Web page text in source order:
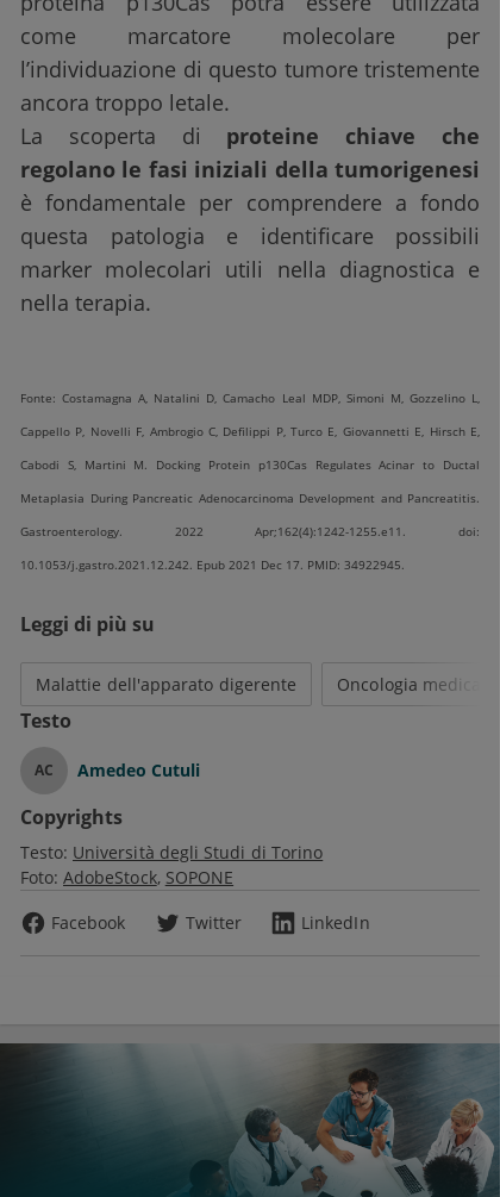
come marcatore molecolare per
l’individuazione di questo tumore tristemente
ancora troppo letale.
La scoperta di proteine chiave che
regolano le fasi iniziali della tumorigenesi
è fondamentale per comprendere a fondo
questa patologia e identificare possibili
marker molecolari utili nella diagnostica e
nella terapia.
Fonte: Costamagna A, Natalini D, Camacho Leal MDP, Simoni M, Gozzelino L,
Cappello P, Novelli F, Ambrogio C, Defilippi P, Turco E, Giovannetti E, Hirsch E,
Cabodi S, Martini M. Docking Protein p130Cas Regulates Acinar to Ductal
Metaplasia During Pancreatic Adenocarcinoma Development and Pancreatitis.
Gastroenterology. 2022 Apr;162(4):1242-1255.e11. doi:
10.1053/j.gastro.2021.12.242. Epub 2021 Dec 17. PMID: 34922945.
Leggi di più su
Malattie dell'apparato digerente Oncologia medica
Testo
AC Amedeo Cutuli
Copyrights
Testo: Università degli Studi di Torino
Foto: AdobeStock SOPONE
Facebook
Twitter LinkedIn